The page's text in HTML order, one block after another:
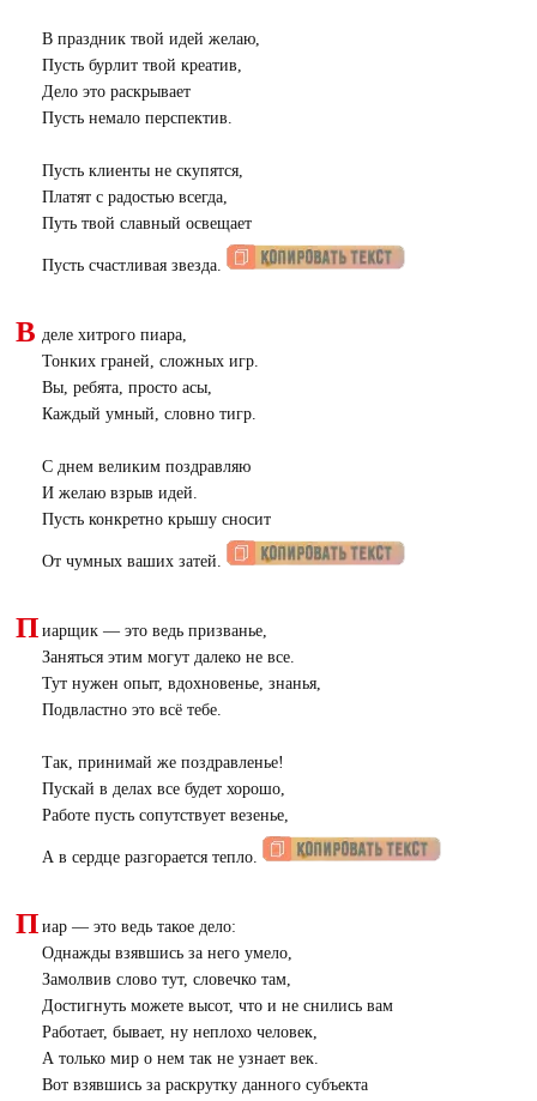
В праздник твой идей желаю,
Пусть бурлит твой креатив,
Дело это раскрывает
Пусть немало перспектив.
Пусть клиенты не скупятся,
Платят с радостью всегда,
Путь твой славный освещает
Пусть счастливая звезда.
В деле хитрого пиара,
Тонких граней, сложных игр.
Вы, ребята, просто асы,
Каждый умный, словно тигр.
С днем великим поздравляю
И желаю взрыв идей.
Пусть конкретно крышу сносит
От чумных ваших затей.
П иарщик — это ведь призванье,
Заняться этим могут далеко не все.
Тут нужен опыт, вдохновенье, знанья,
Подвластно это всё тебе.
Так, принимай же поздравленье!
Пускай в делах все будет хорошо,
Работе пусть сопутствует везенье,
А в сердце разгорается тепло.
П иар — это ведь такое дело:
Однажды взявшись за него умело,
Замолвив слово тут, словечко там,
Достигнуть можете высот, что и не снились вам
Работает, бывает, ну неплохо человек,
А только мир о нем так не узнает век.
Вот взявшись за раскрутку данного субъекта